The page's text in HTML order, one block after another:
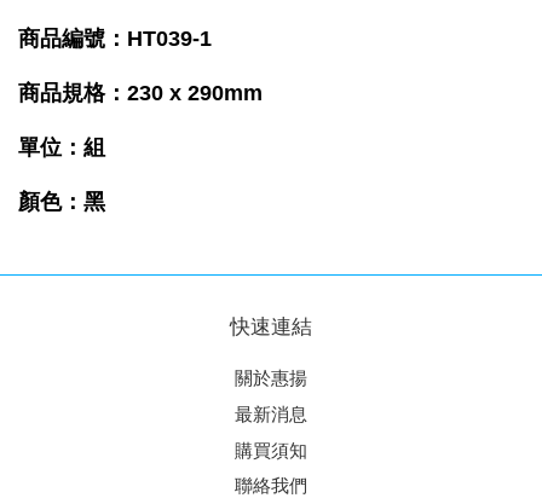
商品編號： HT039-1
商品規格：230 x 290mm
單位：組
顏色：黑
快速連結
關於惠揚
最新消息
購買須知
聯絡我們